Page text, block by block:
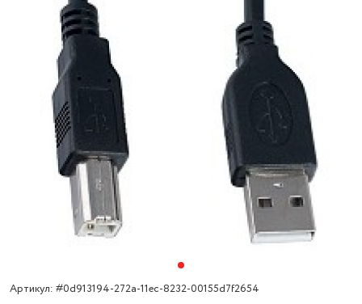
Артикул: #0d913194-272a-11ec-8232-00155d7f2654